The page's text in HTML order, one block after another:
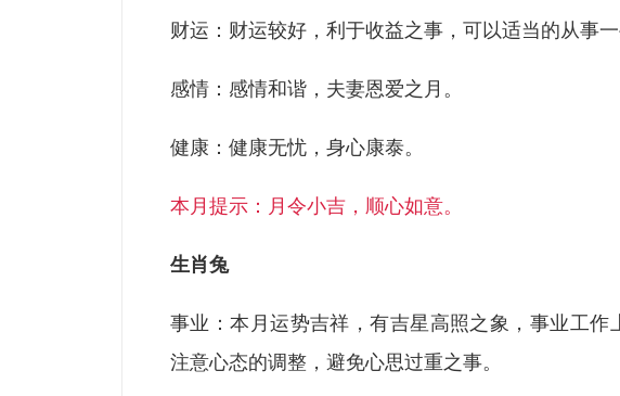
财运：财运较好，利于收益之事，可以适当的从事一
感情：感情和谐，夫妻恩爱之月。
健康：健康无忧，身心康泰。
本月提示：月令小吉，顺心如意。
生肖兔
事业：本月运势吉祥，有吉星高照之象，事业工
注意心态的调整，避免心思过重之事。